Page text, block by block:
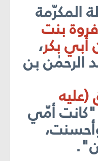
المكرّمة
فروة بنت
بكر،
الرحمٰن بن
(عليه
أمّي